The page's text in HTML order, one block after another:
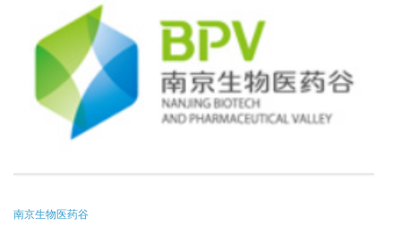
南京生物医药谷